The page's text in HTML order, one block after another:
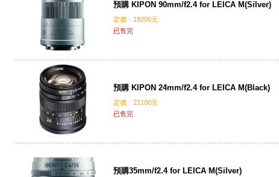
預購 KIPON 90mm/f2.4 for LEICA M(Silver)
定價﹕18200元
已售完
預購 KIPON 24mm/f2.4 for LEICA M(Black)
定價﹕21100元
已售完
預購35mm/f2.4 for LEICA M(Silver)